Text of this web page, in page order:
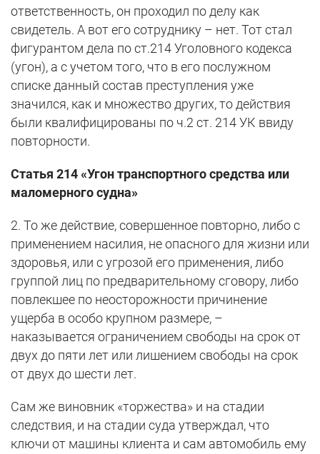
ответственность, он проходил по делу как
свидетель. А вот его сотруднику – нет. Тот стал
фигурантом дела по ст.214 Уголовного кодекса
(угон), а с учетом того, что в его послужном
списке данный состав преступления уже
значился, как и множество других, то действия
были квалифицированы по ч.2 ст. 214 УК ввиду
повторности.
Статья 214 «Угон транспортного средства или
маломерного судна»
2. То же действие, совершенное повторно, либо с
применением насилия, не опасного для жизни или
здоровья, или с угрозой его применения, либо
группой лиц по предварительному сговору, либо
повлекшее по неосторожности причинение
ущерба в особо крупном размере, –
наказывается ограничением свободы на срок от
двух до пяти лет или лишением свободы на срок
от двух до шести лет.
Сам же виновник «торжества» и на стадии
следствия, и на стадии суда утверждал, что
ключи от машины клиента и сам автомобиль ему